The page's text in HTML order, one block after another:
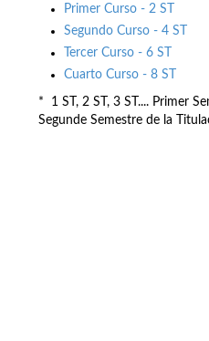
Primer Curso - 2 ST
Segundo Curso - 4 ST
Tercer Curso - 6 ST
Cuarto Curso - 8 ST
* 1 ST, 2 ST, 3 ST.... Primer
Segunde Semestre de la